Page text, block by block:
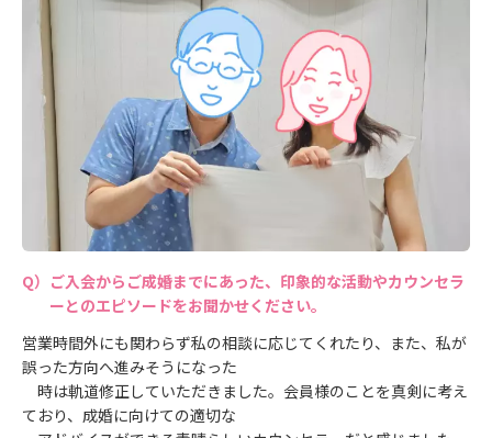
ご入会からご成婚までにあった、印象的な活動やカウンセラ
ーとのエピソードをお聞かせください。
営業時間外にも関わらず私の相談に応じてくれたり、また、私が
誤った方向へ進みそうになった
時は軌道修正していただきました。会員様のことを真剣に考え
ており、成婚に向けての適切な